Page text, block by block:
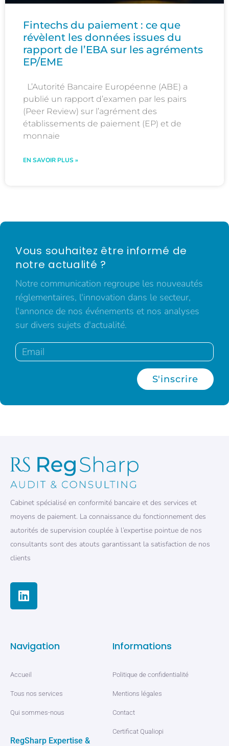
Fintechs du paiement : ce que
révèlent les données issues du
rapport de l’EBA sur les agréments
EP/EME
L’Autorité Bancaire Européenne (ABE) a
publié un rapport d’examen par les pairs
(Peer Review) sur l’agrément des
établissements de paiement (EP) et de
monnaie
EN SAVOIR PLUS »
Vous souhaitez être informé de
notre actualité ?
Notre communication regroupe les nouveautés
réglementaires, l'innovation dans le secteur,
l'annonce de nos événements et nos analyses
sur divers sujets d'actualité.
S'inscrire
Cabinet spécialisé en conformité bancaire et des services et
moyens de paiement. La connaissance du fonctionnement des
autorités de supervision couplée à l’expertise pointue de nos
consultants sont des atouts garantissant la satisfaction de nos
clients
Navigation
Accueil
Tous nos services
Qui sommes-nous
RegSharp Expertise &
Informations
Politique de confidentialité
Mentions légales
Contact
Certificat Qualiopi